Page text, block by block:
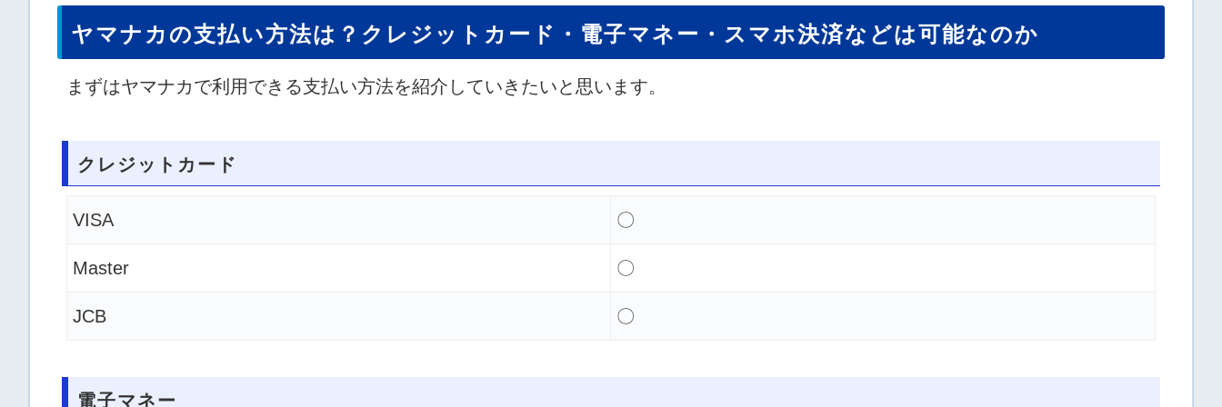
ヤマナカの支払い方法は？クレジットカード・電子マネー・スマホ決済などは可能なのか
まずはヤマナカで利用できる支払い方法を紹介していきたいと思います。
クレジットカード
VISA 〇
Master 〇
JCB 〇
電子マネー